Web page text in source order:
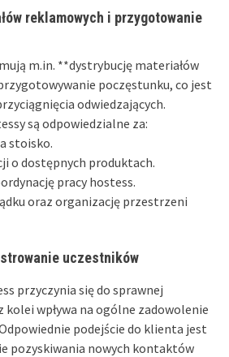
reklamowych i przygotowanie
m.in. **dystrybucję materiałów
poczęstunku, co jest
odwiedzających.
są odpowiedzialne za:
stoisko.
o dostępnych produktach.
pracy hostess.
oraz organizację przestrzeni
uczestników
przyczynia się do sprawnej
kolei wpływa na ogólne zadowolenie
podejście do klienta jest
pozyskiwania nowych kontaktów